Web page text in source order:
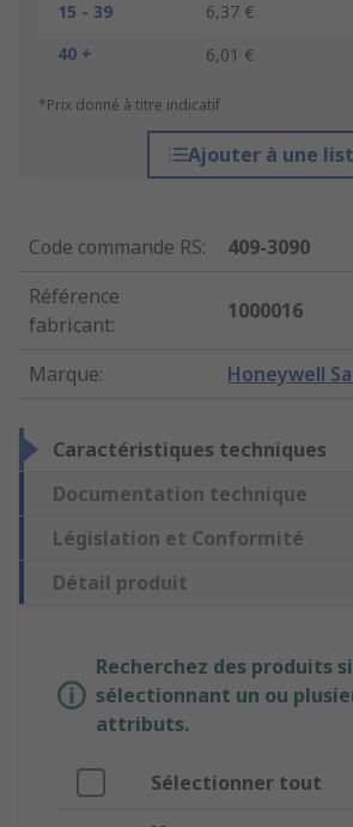
15 - 39
6,37 €
40 +
6,01 €
*Prix donné à titre indicatif
Ajouter à une
Code commande RS:
409-3090
Référence
fabricant:
1000016
Marque: Honeywell
Caractéristiques techniques
Documentation technique
Législation et Conformité
Détail produit
Recherchez des produits
sélectionnant un ou
attributs.
Sélectionner tout